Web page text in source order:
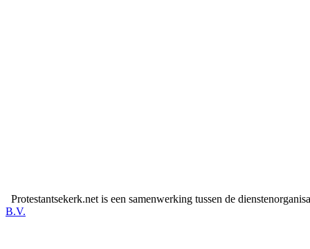
Protestantsekerk.net is een samenwerking tussen de
B.V.